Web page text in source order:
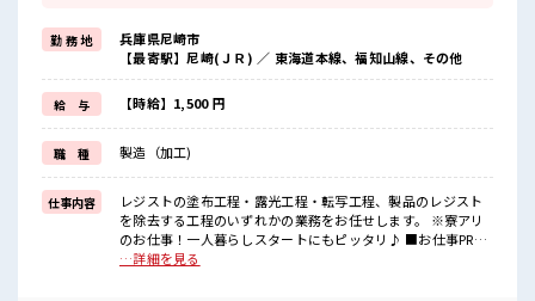
寮付きのお仕事なのでそんな心配はほぼナシ！
赴任時の交通費の支給があるのもうれしいポイント♪
《残業基本なし*》
自分の時間をしっかり確保できる♪
オンとオフをきっちり切り替えたい方にオススメ！
《未経験の方も大カンゲイ*》
初めての方もご安心ください☆
研修もしっかりとあります◎
ここからスキル・ステップUPしていきましょう↑↑
■職場の雰囲気
◆20代・30代の方カツヤク中◆
髪型・髪色自由♪
勤 務 地
兵庫県尼崎市
【最寄駅】尼崎(ＪＲ) ／ 東海道本線、福知山線、その他
給 与 【時給】1,500 円
職 種 製造（加工)
仕事内容
レジストの塗布工程・露光工程・転写工程、製品のレジスト
を除去する工程のいずれかの業務をお任せします。 ※寮アリ
のお仕事！一人暮らしスタートにもピッタリ♪ ■お仕事PR
《住まいもお仕事も同時にGET*》 家電付きのワンルーム寮完
…詳細を見る